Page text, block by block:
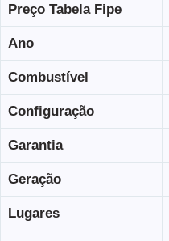
Preço Tabela Fipe
Ano
Combustível
Configuração
Garantia
Geração
Lugares